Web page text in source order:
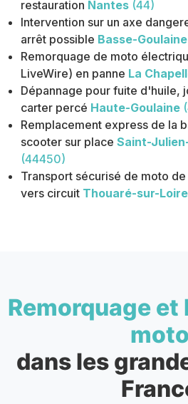
restauration Nantes (44)
Intervention sur un axe
arrêt possible Basse-Goulaine
Remorquage de moto
LiveWire) en panne La
Dépannage pour fuite d'huile,
carter percé Haute-Goulaine
Remplacement express de la
scooter sur place Saint-
(44450)
Transport sécurisé de moto
vers circuit Thouaré-sur-Loire
Remorquage et
moto
dans les